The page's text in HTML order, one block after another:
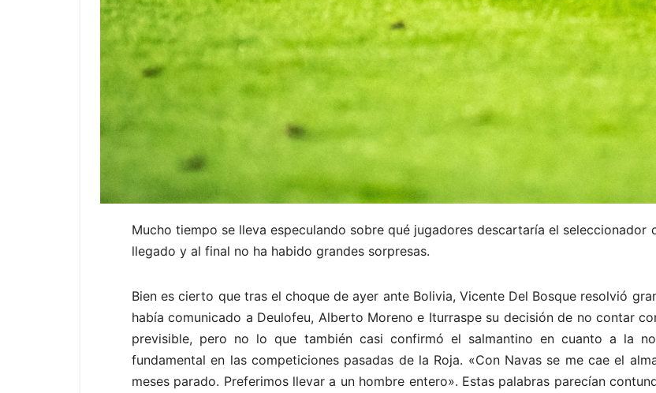
Mucho tiempo se lleva especulando sobre qué jugadores descartaría el seleccionador
llegado y al final no ha habido grandes sorpresas.
Bien es cierto que tras el choque de ayer ante Bolivia, Vicente Del Bosque resolvió
había comunicado a Deulofeu, Alberto Moreno e Iturraspe su decisión de no contar
previsible, pero no lo que también casi confirmó el salmantino en cuanto a la
fundamental en las competiciones pasadas de la Roja. «Con Navas se me cae el
meses parado. Preferimos llevar a un hombre entero». Estas palabras parecían